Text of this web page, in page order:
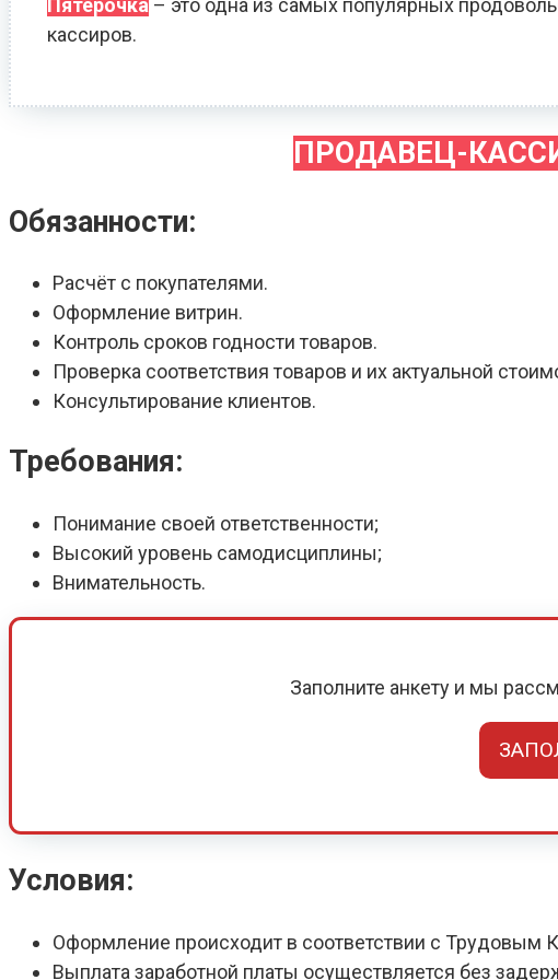
Пятёрочка – это одна из самых популярных
кассиров.
ПРОДАВЕЦ-
Обязанности:
Расчёт с покупателями.
Оформление витрин.
Контроль сроков годности товаров.
Проверка соответствия товаров и их актуальной
Консультирование клиентов.
Требования:
Понимание своей ответственности;
Высокий уровень самодисциплины;
Внимательность.
Заполните анкету и мы
Условия:
Оформление происходит в соответствии с Трудовым
Выплата заработной платы осуществляется без